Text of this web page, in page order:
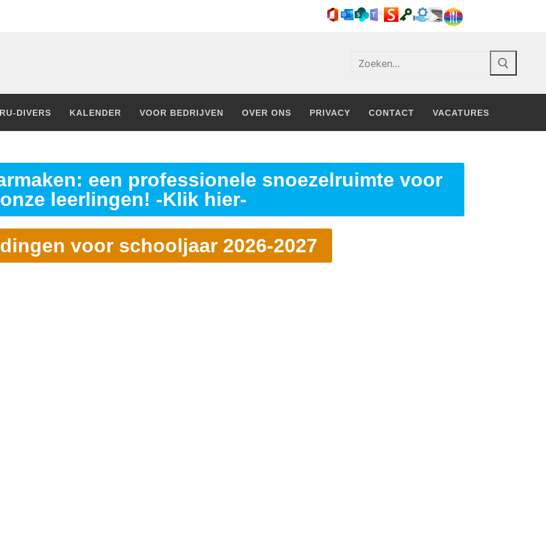
DIVERS KALENDER VOOR BEDRIJVEN OVER ONS PRIVACY CONTACT VACATURES
een professionele snoezelruimte voor
onze leerlingen! -Klik hier-
voor schooljaar 2026-2027